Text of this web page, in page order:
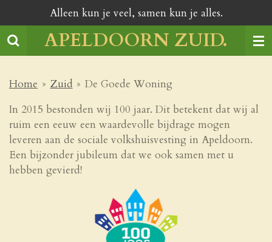
direct
naar
de
APELDOORN ZUID.
Alleen kun je veel, samen kun je alles.
Home » Zuid » De Goede Woning
In 2015 bestonden wij 100 jaar. Dit betekent dat wij al
ruim een eeuw een waardevolle bijdrage mogen
leveren aan de sociale volkshuisvesting in Apeldoorn.
Een bijzonder jubileum dat we ook samen met u
hebben gevierd!